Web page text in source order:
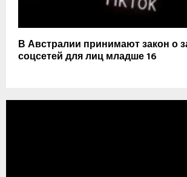
В Австралии принимают закон о
соцсетей для лиц младше 16